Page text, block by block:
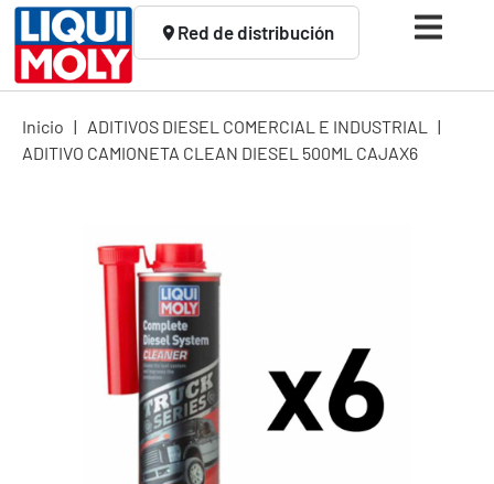
Red de distribución
Inicio | ADITIVOS DIESEL COMERCIAL E INDUSTRIAL
|
ADITIVO CAMIONETA CLEAN DIESEL 500ML CAJAX6